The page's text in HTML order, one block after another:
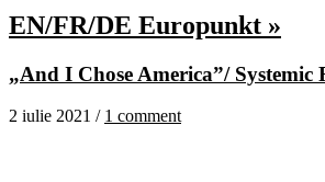
EN/FR/DE Europunkt »
„And I Chose America”/
2 iulie 2021 / 1 comment